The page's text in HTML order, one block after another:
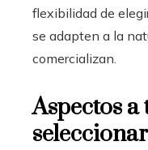
flexibilidad de
se adapten a la
comercializan.
Aspectos
seleccionar